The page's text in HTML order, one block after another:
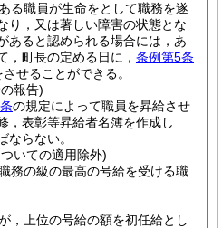
る職員が生命をとして職務を遂
り，又は著しい障害の状態とな
あると認められる場合には，あ
，町長の定める日に， 条例第5条
せることができる。
報告)
の規定によって職員を昇給させ
，表彰等昇給者名簿を作成し
ならない。
いての適用除外)
務の級の最高の号給を受ける職
，上位の号給の額を初任給とし